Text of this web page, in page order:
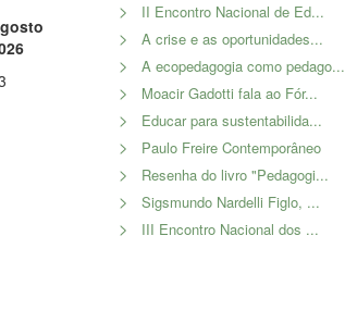
II Encontro Nacional de Ed...
A crise e as oportunidades...
A ecopedagogia como pedago...
Moacir Gadotti fala ao Fór...
Educar para sustentabilida...
Paulo Freire Contemporâneo
Resenha do livro "Pedagogi...
Sigsmundo Nardelli Figlo, ...
III Encontro Nacional dos ...